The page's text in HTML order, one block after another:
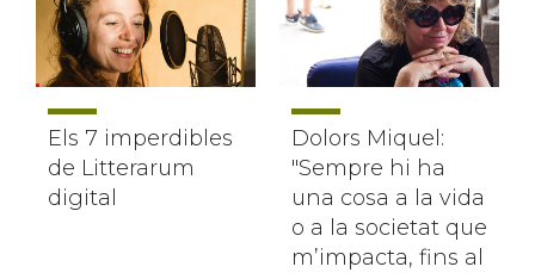
Els 7 imperdibles
de Litterarum
digital
Dolors Miquel:
"Sempre hi ha
una cosa a la vida
o a la societat que
m’impacta, fins al